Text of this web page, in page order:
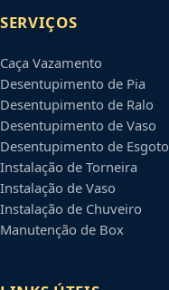
SERVIÇOS
Caça Vazamento
Desentupimento de Pia
Desentupimento de Ralo
Desentupimento de Vaso
Desentupimento de Esgoto
Instalação de Torneira
Instalação de Vaso
Instalação de Chuveiro
Manutenção de Box